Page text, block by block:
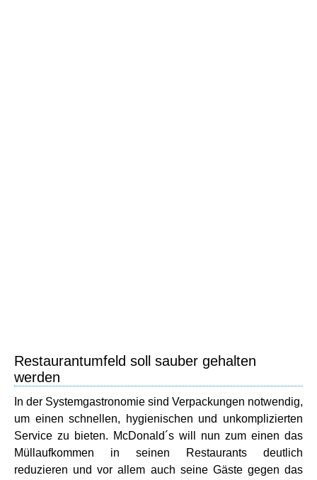
Restaurantumfeld soll sauber gehalten
werden
In der Systemgastronomie sind Verpackungen notwendig,
um einen schnellen, hygienischen und unkomplizierten
Service zu bieten. McDonald´s will nun zum einen das
Müllaufkommen in seinen Restaurants deutlich
reduzieren und vor allem auch seine Gäste gegen das